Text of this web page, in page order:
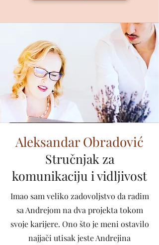
Aleksandar Obradović
Stručnjak za
komunikaciju i vidljivost
Imao sam veliko zadovoljstvo da radim
sa Andrejom na dva projekta tokom
svoje karijere. Ono što je meni ostavilo
najjači utisak jeste Andrejina